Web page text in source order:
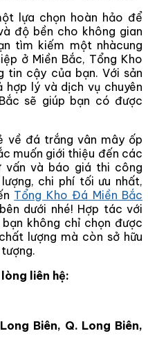
lựa chọn hoàn hảo để
độ bền cho không gian
tìm kiếm một nhàcung
ở Miền Bắc, Tổng Kho
tin cậy của bạn. Với sản
lý và dịch vụ chuyên
sẽ giúp bạn có được
về đá trắng vân mây ốp
muốn giới thiệu đến các
và báo giá thi công
chi phí tối ưu nhất,
Tổng Kho Đá Miền Bắc
dưới nhé! Hợp tác với
không chỉ chọn được
lượng mà còn sở hữu
liên hệ:
Biên, Q. Long Biên,